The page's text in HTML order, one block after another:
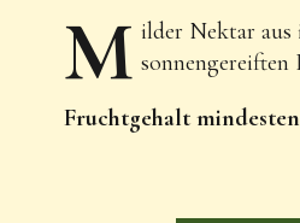
m ilder Nektar aus
sonnengereiften
Fruchtgehalt